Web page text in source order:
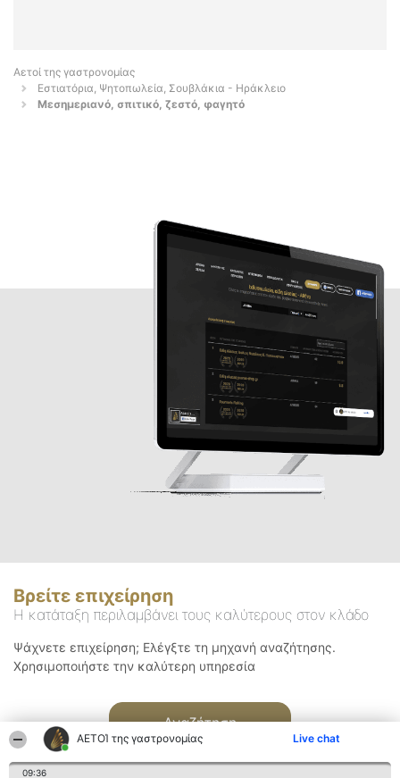
ΑΕΤΟΊ της γαστρονομίας Live chat
09:36
Αετοί της γαστρονομίας
Εστιατόρια, Ψητοπωλεία, Σουβλάκια - Ηράκλειο
Μεσημεριανό, σπιτικό, ζεστό, φαγητό
Βρείτε επιχείρηση
Η κατάταξη περιλαμβάνει τους καλύτερους στον κλάδο
Ψάχνετε επιχείρηση; Ελέγξτε τη μηχανή αναζήτησης.
Χρησιμοποιήστε την καλύτερη υπηρεσία
Αναζήτηση